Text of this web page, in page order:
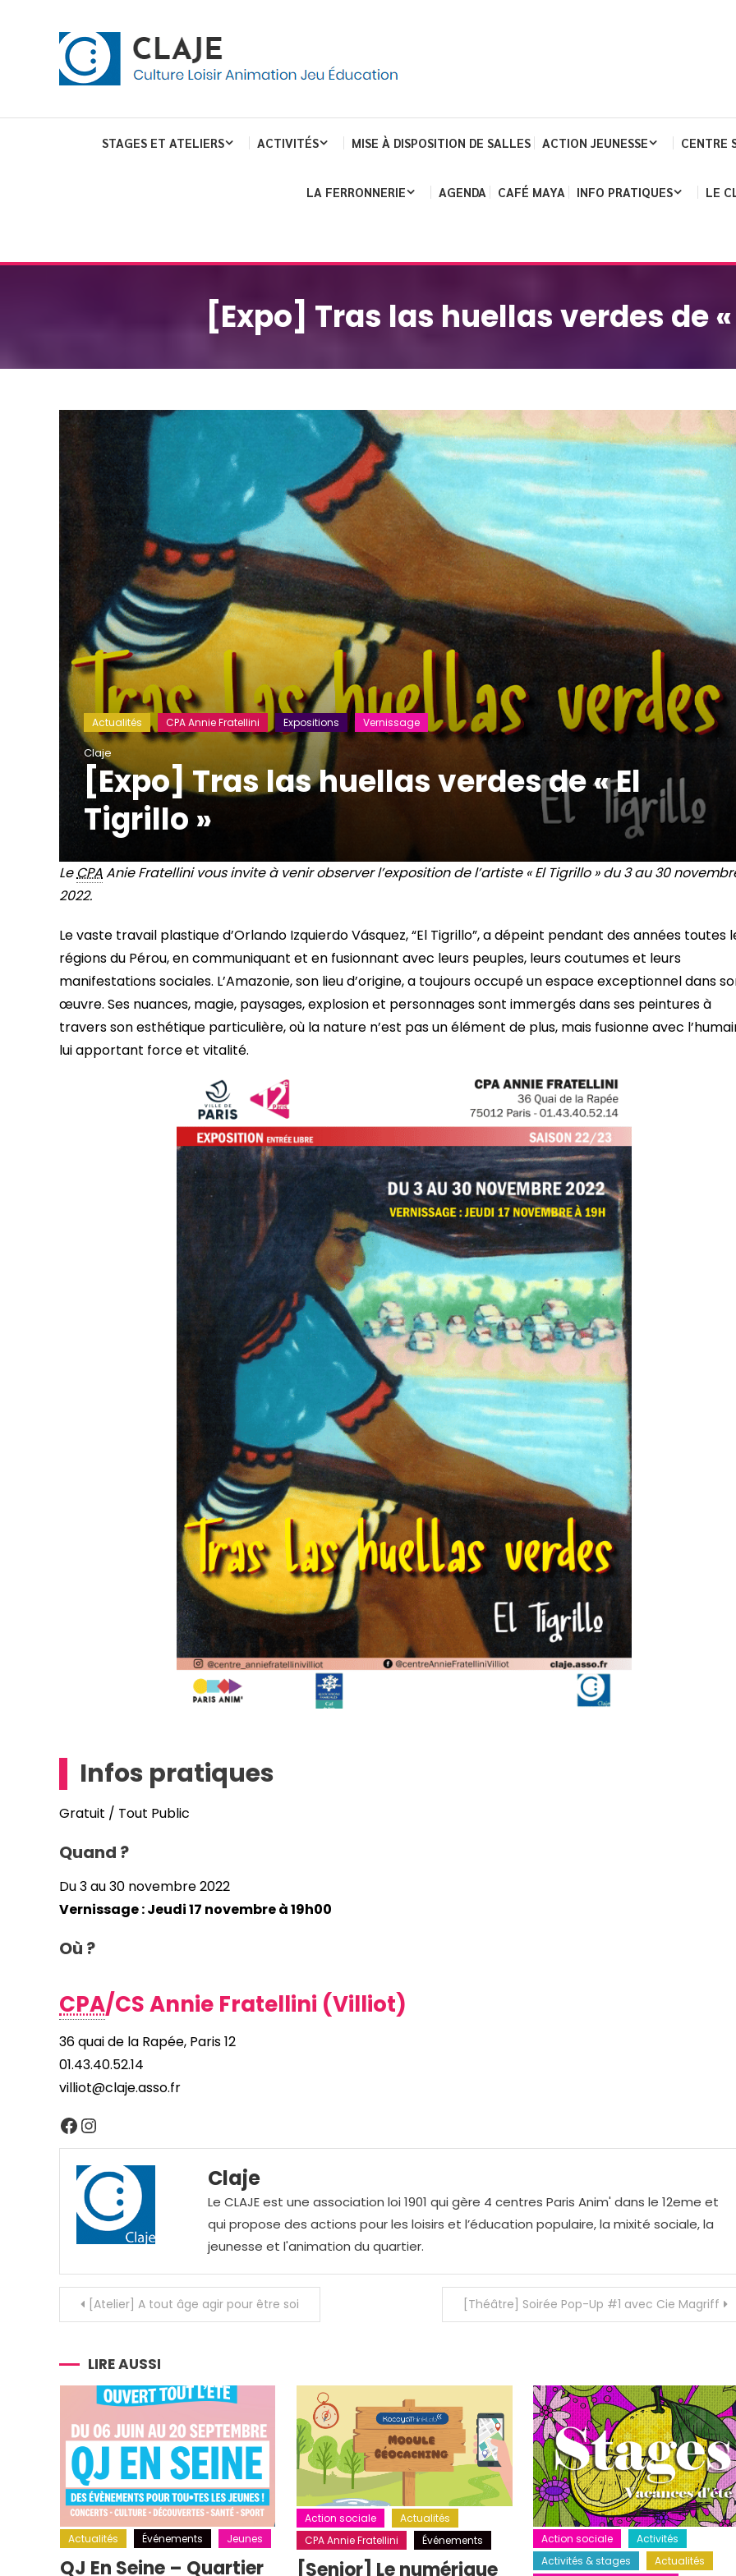
Claje
STAGES ET ATELIERS ACTIVITÉS MISE À DISPOSITION DE SALLES ACTION JEUNESSE CENTRE
LA FERRONNERIE AGENDA CAFÉ MAYA INFO PRATIQUES LE
[Expo] Tras las huellas verdes de
Actualités CPA Annie Fratellini Expositions Vernissage
Claje
[Expo] Tras las huellas verdes de « El
Tigrillo »
LeCPAAnie Fratellini vous invite à venir observer l’exposition de l’artiste « El Tigrillo » du 3 au 30
2022.
Le vaste travail plastique d’Orlando Izquierdo Vásquez, “El Tigrillo”, a dépeint pendant des années toutes
régions du Pérou, en communiquant et en fusionnant avec leurs peuples, leurs coutumes et leurs
manifestations sociales. L’Amazonie, son lieu d’origine, a toujours occupé un espace exceptionnel dans
œuvre. Ses nuances, magie, paysages, explosion et personnages sont immergés dans ses peintures à
travers son esthétique particulière, où la nature n’est pas un élément de plus, mais fusionne avec
lui apportant force et vitalité.
Infos pratiques
Gratuit / Tout Public
Quand ?
Du 3 au 30 novembre 2022
Vernissage : Jeudi 17 novembre à 19h00
Où ?
CPA/CS Annie Fratellini (Villiot)
36 quai de la Rapée, Paris 12
01.43.40.52.14
villiot@claje.asso.fr
Facebook
Instagram
Claje
Le CLAJE est une association loi 1901 qui gère 4 centres Paris Anim' dans le 12eme et
qui propose des actions pour les loisirs et l’éducation populaire, la mixité sociale, la
jeunesse et l'animation du quartier.
Navigation
de
l’article
[Atelier] A tout âge agir pour être soi [Théâtre] Soirée Pop-Up #1 avec Cie Magriff
LIRE AUSSI
Actualités Événements Jeunes
QJ En Seine – Quartier
Action sociale
Actualités
CPA Annie Fratellini
Événements
[Senior] Le numérique
Action sociale
Activités
Activités & stages
Actualités